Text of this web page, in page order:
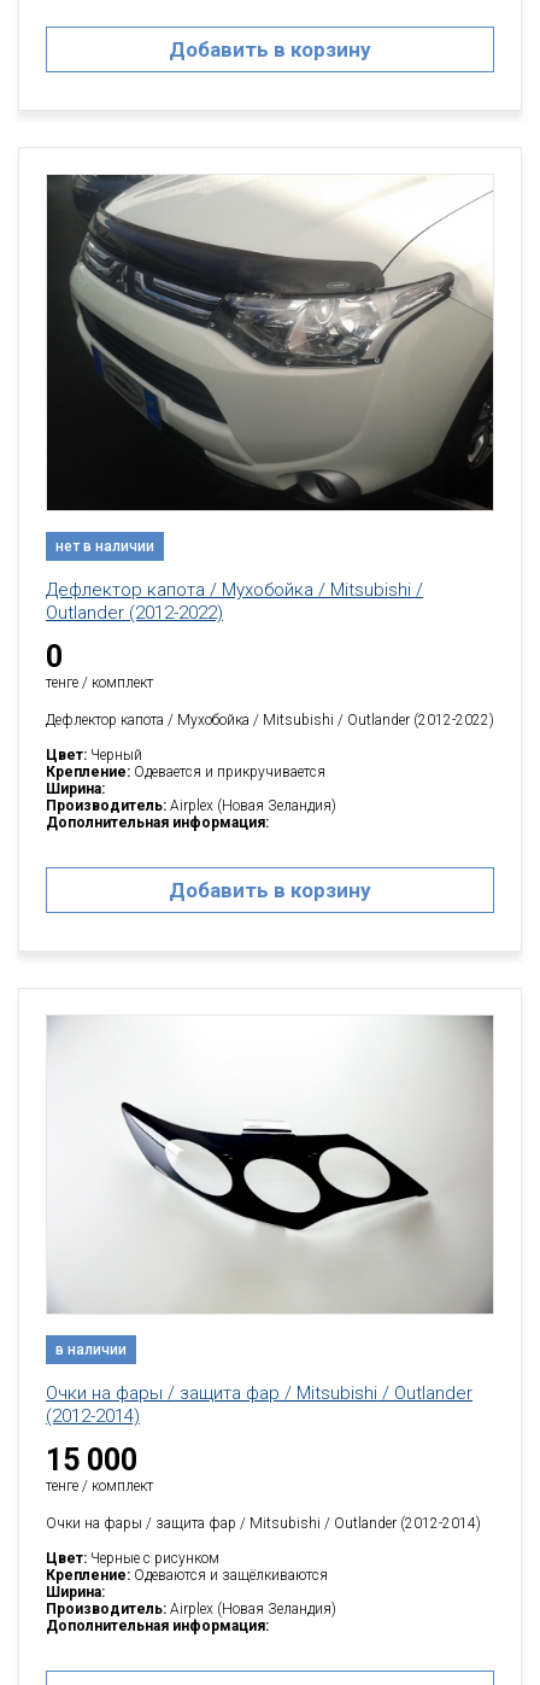
Добавить в корзину
нет в наличии
Дефлектор капота / Мухобойка / Mitsubishi /
Outlander (2012-2022)
0
тенге / комплект
Дефлектор капота / Мухобойка / Mitsubishi / Outlander (2012-2022)
Цвет: Черный
Крепление: Одевается и прикручивается
Ширина:
Производитель: Airplex (Новая Зеландия)
Дополнительная информация:
Добавить в корзину
в наличии
Очки на фары / защита фар / Mitsubishi / Outlander
(2012-2014)
15 000
тенге / комплект
Очки на фары / защита фар / Mitsubishi / Outlander (2012-2014)
Цвет: Черные с рисунком
Крепление: Одеваются и защёлкиваются
Ширина:
Производитель: Airplex (Новая Зеландия)
Дополнительная информация: